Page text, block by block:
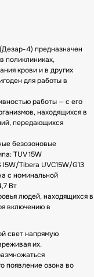
4) предназначен
поликлиниках,
крови и в других
для работы в
работы — с его
находящихся в
передающихся
безозоновые
TUV 15W
Tibera UVC15W/G13
с номинальной
Вт
людей, находящихся в
включению в
свет напрямую
их.
появление озона во